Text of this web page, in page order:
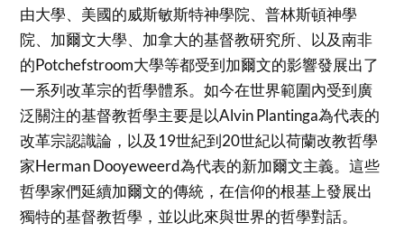
由大學、美國的威斯敏斯特神學院、普林斯頓神學
院、加爾文大學、加拿大的基督教研究所、以及南非
的Potchefstroom大學等都受到加爾文的影響發展出了
一系列改革宗的哲學體系。如今在世界範圍內受到廣
泛關注的基督教哲學主要是以Alvin Plantinga為代表的
改革宗認識論，以及19世紀到20世紀以荷蘭改教哲學
家Herman Dooyeweerd為代表的新加爾文主義。這些
哲學家們延續加爾文的傳統，在信仰的根基上發展出
獨特的基督教哲學，並以此來與世界的哲學對話。